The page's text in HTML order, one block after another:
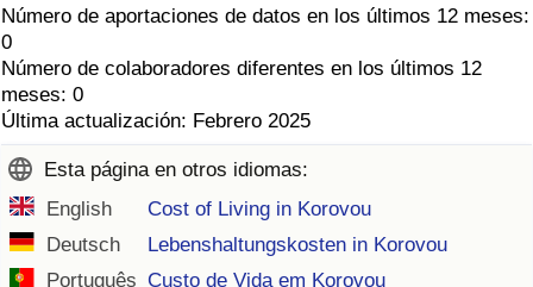
Número de aportaciones de datos en los últimos 12 meses:
0
Número de colaboradores diferentes en los últimos 12
meses: 0
Última actualización: Febrero 2025
Esta página en otros idiomas:
English
Cost of Living in Korovou
Deutsch
Lebenshaltungskosten in Korovou
Português Custo de Vida em Korovou